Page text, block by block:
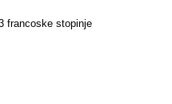
francoske stopinje